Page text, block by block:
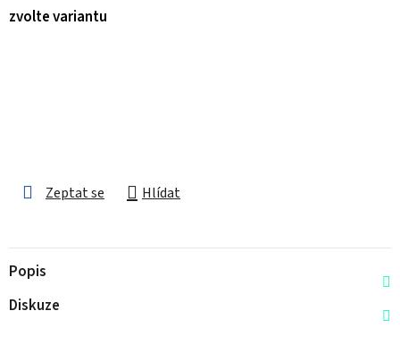
zvolte variantu
Zeptat se Hlídat
Popis
Diskuze